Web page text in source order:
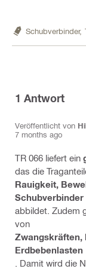
Schubverbinder,
1 Antwort
Veröffentlicht von
7 months ago
TR 066 liefert ein
das die
Rauigkeit,
Schubverbinder
abbildet. Zudem
von
Zwangskräften,
Erdbebenlasten
. Damit wird die